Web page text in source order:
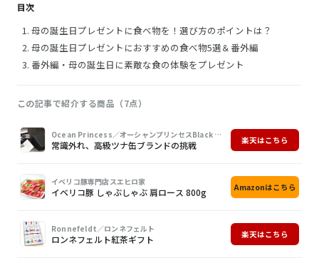
目次
母の誕生日プレゼントに食べ物を！選び方のポイントは？
母の誕生日プレゼントにおすすめの食べ物5選＆番外編
番外編・母の誕生日に素敵な食の体験をプレゼント
この記事で紹介する商品（7点）
画
像
商
品
購
入
Ocean Princess／オーシャンプリンセスBlack Label ブラックレーベル
常識外れ、高級ツナ缶ブランドの挑戦 楽天はこちら
イベリコ豚専門店スエヒロ家
イベリコ豚 しゃぶしゃぶ 肩ロース 800g Amazonはこちら
Ronnefeldt／ロンネフェルト
ロンネフェルト紅茶ギフト 楽天はこちら